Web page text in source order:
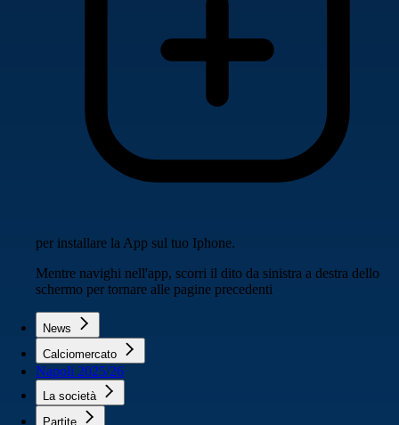
per installare la App sul tuo Iphone.
Mentre navighi nell'app, scorri il dito da sinistra a destra dello
schermo per tornare alle pagine precedenti
News
Calciomercato
Napoli 2025/26
La società
Partite